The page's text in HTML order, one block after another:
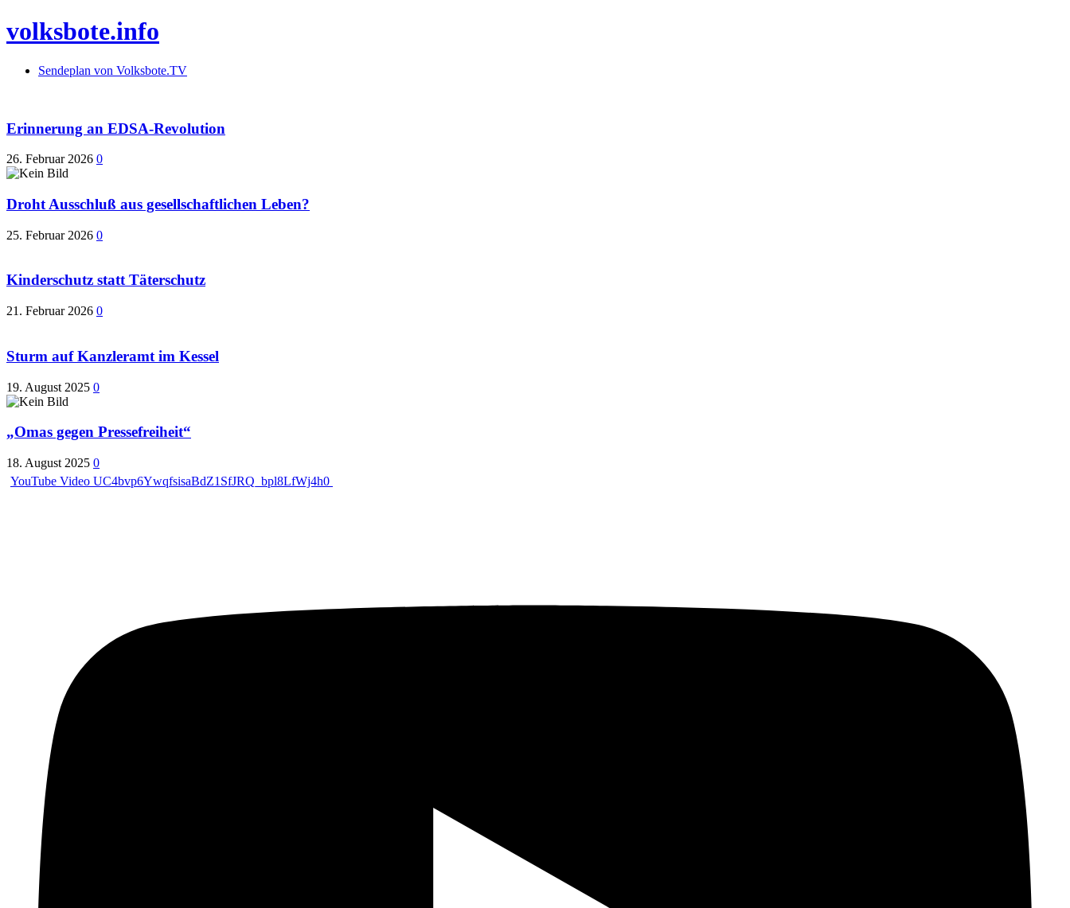
volksbote.info
Sendeplan von Volksbote.TV
Erinnerung an EDSA-Revolution
26. Februar 2026 0
Droht Ausschluß aus gesellschaftlichen Leben?
25. Februar 2026 0
Kinderschutz statt Täterschutz
21. Februar 2026 0
Sturm auf Kanzleramt im Kessel
19. August 2025 0
„Omas gegen Pressefreiheit“
18. August 2025 0
YouTube Video UC4bvp6YwqfsisaBdZ1SfJRQ_bpl8LfWj4h0